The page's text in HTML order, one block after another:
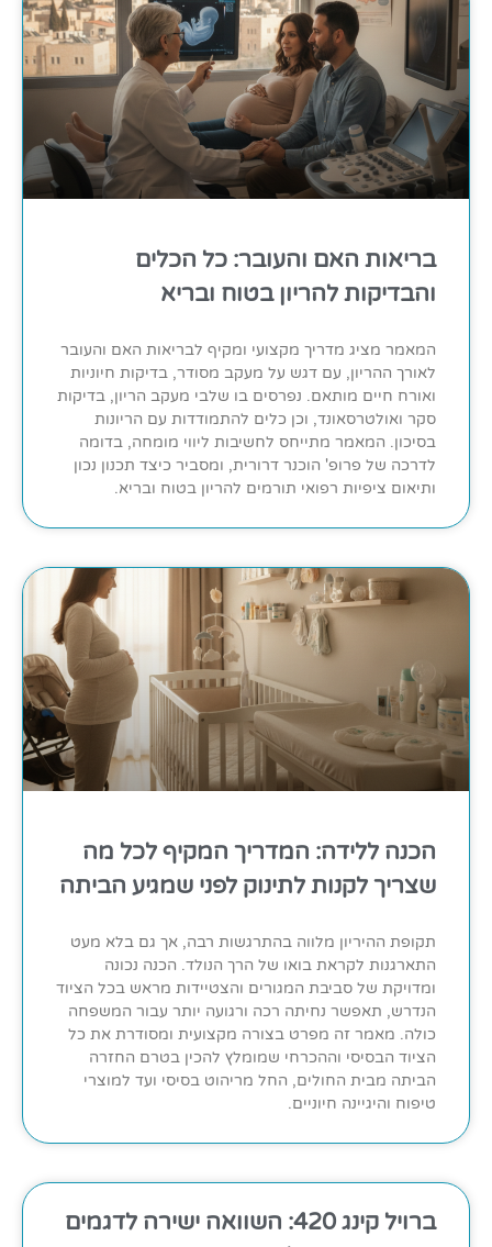
בריאות האם והעובר: כל הכלים
והבדיקות להריון בטוח ובריא
המאמר מציג מדריך מקצועי ומקיף לבריאות האם והעובר
לאורך ההריון, עם דגש על מעקב מסודר, בדיקות חיוניות
ואורח חיים מותאם. נפרסים בו שלבי מעקב הריון, בדיקות
סקר ואולטרסאונד, וכן כלים להתמודדות עם הריונות
בסיכון. המאמר מתייחס לחשיבות ליווי מומחה, בדומה
לדרכה של פרופ' הוכנר דרורית, ומסביר כיצד תכנון נכון
ותיאום ציפיות רפואי תורמים להריון בטוח ובריא.
הכנה ללידה: המדריך המקיף לכל מה
שצריך לקנות לתינוק לפני שמגיע הביתה
תקופת ההיריון מלווה בהתרגשות רבה, אך גם בלא מעט
התארגנות לקראת בואו של הרך הנולד. הכנה נכונה
ומדויקת של סביבת המגורים והצטיידות מראש בכל הציוד
הנדרש, תאפשר נחיתה רכה ורגועה יותר עבור המשפחה
כולה. מאמר זה מפרט בצורה מקצועית ומסודרת את כל
הציוד הבסיסי וההכרחי שמומלץ להכין בטרם החזרה
הביתה מבית החולים, החל מריהוט בסיסי ועד למוצרי
טיפוח והיגיינה חיוניים.
ברויל קינג 420: השוואה ישירה לדגמים